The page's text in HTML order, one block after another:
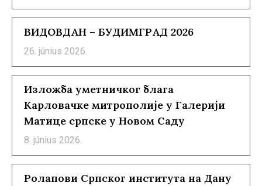
ВИДОВДАН – БУДИМГРАД 2026
26. június 2026.
Изложба уметничког блага
Карловачке митрополије у Галерији
Матице српске у Новом Саду
8. június 2026.
Ролапови Српског института на Дану